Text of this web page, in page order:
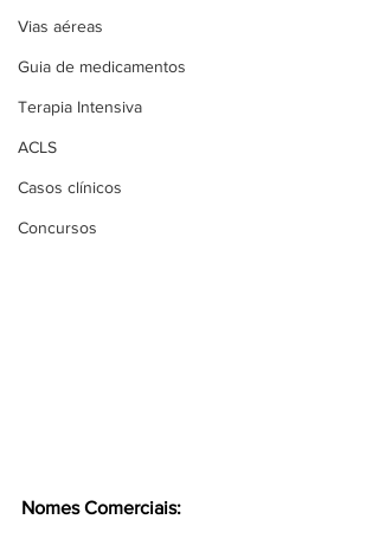
Vias aéreas
Guia de medicamentos
Terapia Intensiva
ACLS
Casos clínicos
Concursos
Nomes Comerciais: